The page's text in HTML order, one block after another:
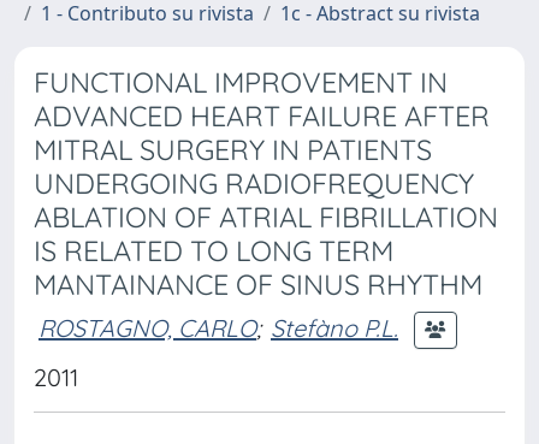
1 - Contributo su rivista
1c - Abstract su rivista
FUNCTIONAL IMPROVEMENT IN
ADVANCED HEART FAILURE AFTER
MITRAL SURGERY IN PATIENTS
UNDERGOING RADIOFREQUENCY
ABLATION OF ATRIAL FIBRILLATION
IS RELATED TO LONG TERM
MANTAINANCE OF SINUS RHYTHM
ROSTAGNO, CARLO; Stefàno P.L.
2011